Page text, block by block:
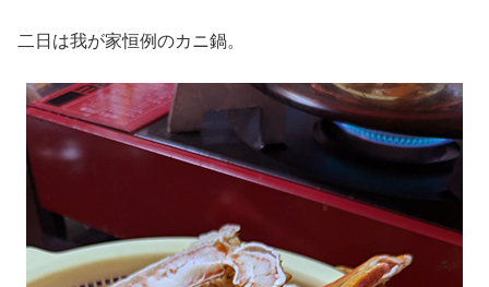
二日は我が家恒例のカニ鍋。